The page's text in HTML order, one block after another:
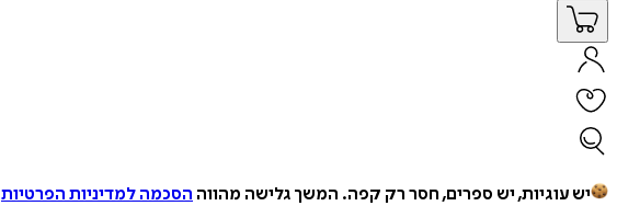
יש עוגיות, יש ספרים, חסר רק קפה. המשך גלישה מהווה הסכמה למדיניות הפרטיות